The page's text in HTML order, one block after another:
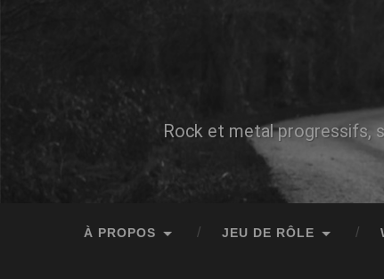
Rock et metal progressifs,
À PROPOS JEU DE RÔLE